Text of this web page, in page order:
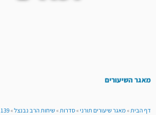
מאגר השיעורים
דף הבית»מאגר שיעורים תורני»סדרות»שיחות הרב נבנצל»
139